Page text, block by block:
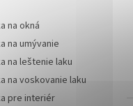
na okná
na umývanie
na leštenie laku
na voskovanie laku
pre interiér